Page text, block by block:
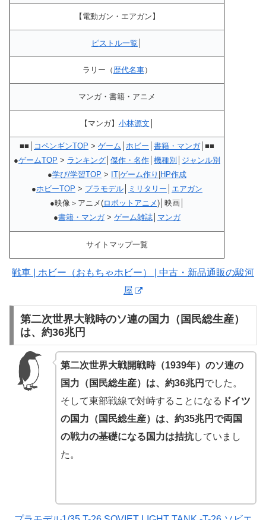
【電動ガン・エアガン】
ピストル一覧
ラリー（ 歴代名車）
マンガ・書籍・アニメ
【マンガ】 小林源文
■■│ コペンギンTOP > ゲーム ホビー 書籍・マンガ│■■
●ゲームTOP > ランキング 傑作・名作 機種別
ジャンル別
●学び/学習TOP > IT|ゲーム作り |HP作成
●ホビーTOP > プラモデル ミリタリー
エアガン
●映像＞アニメ(ロボットアニメ)│映画│
●書籍・マンガ> ゲーム雑誌 マンガ
サイトマップ一覧
戦車 | ホビー（おもちゃホビー） | 中古・新品通販の駿河
屋
第二次世界大戦時のソ連の国力（国民総生産）
は、約36兆円
第二次世界大戦開戦時（1939年）のソ連の
国力（国民総生産）は、約36兆円 でした。
そして東部戦線で対峙することになる ドイツ
の国力（国民総生産）は、約35兆円で両国
の戦力の基礎になる国力は拮抗していまし
た。